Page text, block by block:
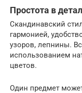
Простота в
Скандинавский
гармонией,
узоров, лепнины.
использованием
цветов.
Один предмет